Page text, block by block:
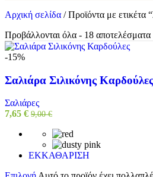
Αρχική σελίδα / Προϊόντα με ετικέτα
Προβάλλονται όλα - 18 αποτελέσματα
-15%
Σαλιάρα Σιλικόνης Καρδούλες
Σαλιάρες
7,65 € 9,00€
ΕΚΚΑΘΑΡΙΣΗ